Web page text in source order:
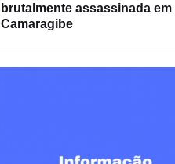
brutalmente assassinada em
Camaragibe